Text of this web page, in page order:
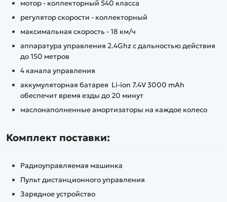
мотор - коллекторный 540 класса
регулятор скорости - коллекторный
максимальная скорость - 18 км/ч
аппаратура управления 2.4Ghz с дальностью действия
до 150 метров
4 канала управления
аккумуляторная батарея Li-ion 7.4V 3000 mAh
обеспечит время езды до 20 минут
маслонаполненные амортизаторы на каждое колесо
Комплект поставки:
Радиоуправляемая машинка
Пульт дистанционного управления
Зарядное устройство